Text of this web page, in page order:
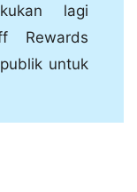
lagi
Rewards
untuk